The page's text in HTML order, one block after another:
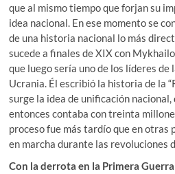
que al mismo tiempo que forjan su
idea nacional. En ese momento se
de una historia nacional lo más
sucede a finales de XIX con
que luego sería uno de los líderes de
Ucrania. Él escribió la historia de la
surge la idea de unificación nacional,
entonces contaba con treinta
proceso fue más tardío que en otras
en marcha durante las revoluciones
Con la derrota en la Primera